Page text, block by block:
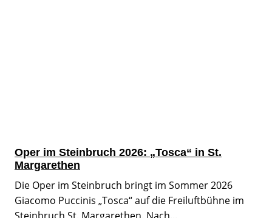
Oper im Steinbruch 2026: „Tosca“ in St.
Margarethen
Die Oper im Steinbruch bringt im Sommer 2026
Giacomo Puccinis „Tosca“ auf die Freiluftbühne im